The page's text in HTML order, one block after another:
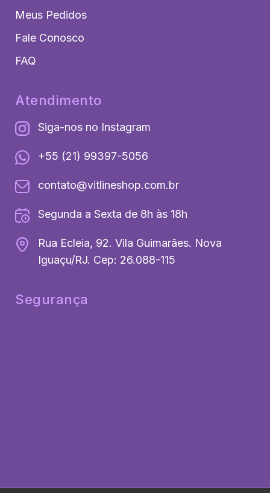
Meus Pedidos
Fale Conosco
FAQ
Atendimento
Siga-nos no Instagram
+55 (21) 99397-5056
contato@vitlineshop.com.br
Segunda a Sexta de 8h às 18h
Rua Ecleia, 92. Vila Guimarães. Nova
Iguaçu/RJ. Cep: 26.088-115
Segurança